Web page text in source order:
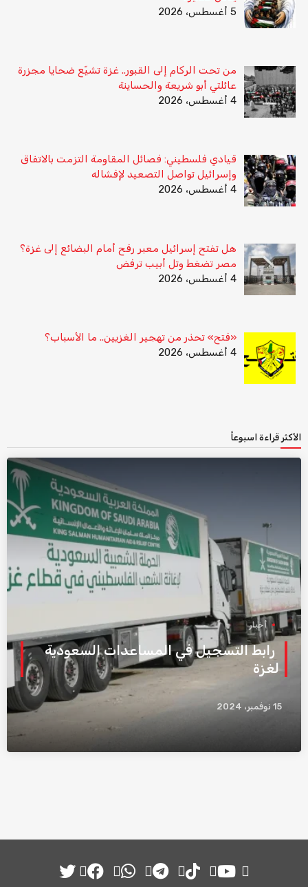
5 أغسطس، 2026
من تحت الركام إلى القبور.. غزة تشيّع ضحايا مجزرة
عائلتي أبو شريعة والحساينة
4 أغسطس، 2026
قيادي فلسطيني: فصائل المقاومة التزمت بالاتفاق
وإسرائيل تواصل التصعيد لإفشاله
4 أغسطس، 2026
هل تفتح إسرائيل معبر رفح أمام البضائع إلى غزة؟
مصر تضغط وتل أبيب ترفض
4 أغسطس، 2026
«فتح» تحذر من تهجير الغزيين.. ما الأسباب؟
4 أغسطس، 2026
الأكثر قراءة اسبوعاً
أخبار
رابط التسجيل في المساعدات السعودية
لغزة
15 نوفمبر، 2024